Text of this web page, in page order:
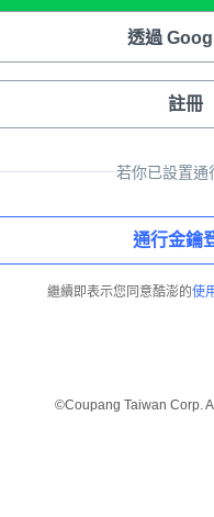
透過
註冊
若你已設置通
通行金鑰
繼續即表示您同意酷澎的使
©Coupang Taiwan Corp.